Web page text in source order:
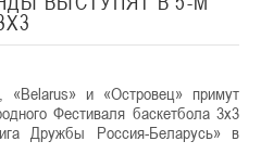
и «Островец» примут
Фестиваля баскетбола 3х3
Дружбы Россия-Беларусь» в